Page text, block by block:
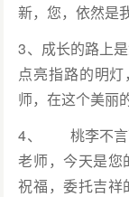
新，您，依然是
3、成长的路上
点亮指路的明
师，在这个美丽
4、 桃李不言
老师，今天是您
祝福，委托吉祥